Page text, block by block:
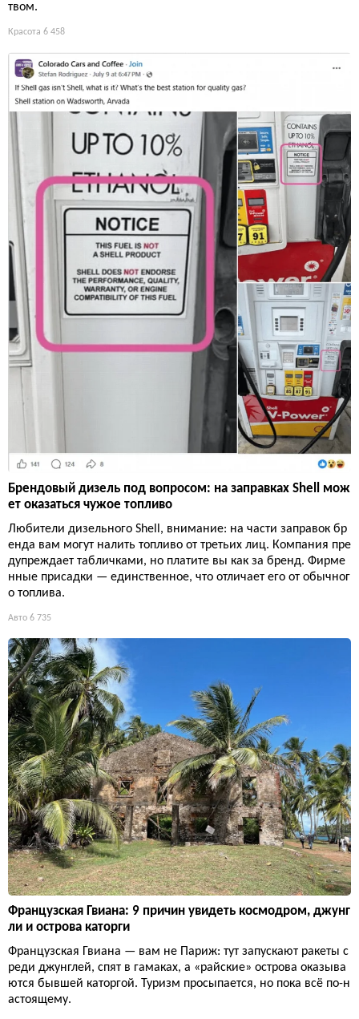
твом.
Красота 6 458
Брендовый дизель под вопросом: на заправках Shell мож
ет оказаться чужое топливо
Любители дизельного Shell, внимание: на части заправок бр
енда вам могут налить топливо от третьих лиц. Компания пре
дупреждает табличками, но платите вы как за бренд. Фирме
нные присадки — единственное, что отличает его от обычног
о топлива.
Авто 6 735
Французская Гвиана: 9 причин увидеть космодром, джунг
ли и острова каторги
Французская Гвиана — вам не Париж: тут запускают ракеты с
реди джунглей, спят в гамаках, а «райские» острова оказыва
ются бывшей каторгой. Туризм просыпается, но пока всё по-н
астоящему.